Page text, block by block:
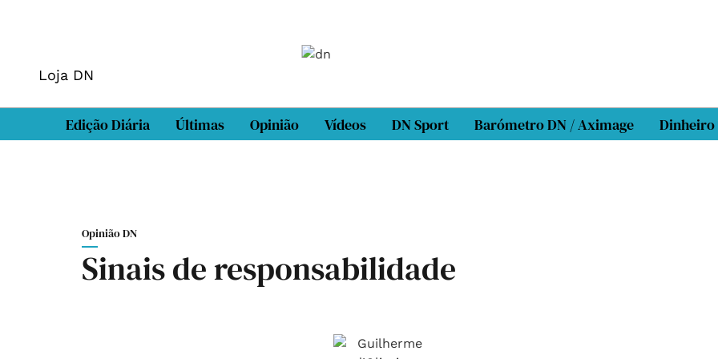
Loja DN
Edição Diária Últimas Opinião Vídeos DN Sport Barómetro DN / Aximage Dinheiro
Opinião DN
Sinais de responsabilidade